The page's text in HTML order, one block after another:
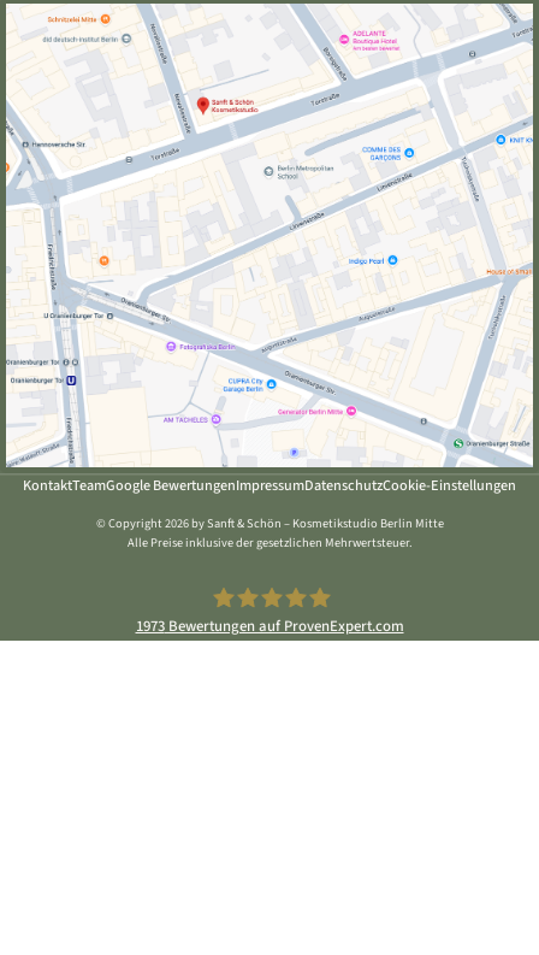
KontaktTeamGoogle BewertungenImpressumDatenschutzCookie-Einstellungen
© Copyright 2026 by Sanft & Schön – Kosmetikstudio Berlin Mitte
Alle Preise inklusive der gesetzlichen Mehrwertsteuer.
1973Bewertungen auf ProvenExpert.com